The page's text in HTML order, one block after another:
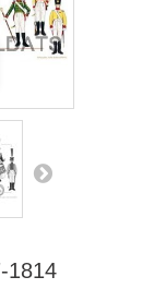
1814